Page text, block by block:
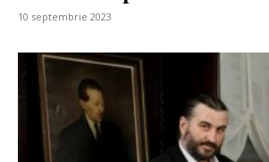
10 septembrie 2023